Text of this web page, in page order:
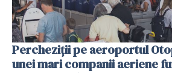
Percheziții pe aeroportul
unei mari companii aeriene